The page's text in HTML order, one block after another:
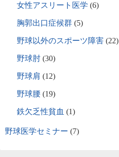
女性アスリート医学 (6)
胸郭出口症候群 (5)
野球以外のスポーツ障害 (22)
野球肘 (30)
野球肩 (12)
野球腰 (19)
鉄欠乏性貧血 (1)
野球医学セミナー (7)